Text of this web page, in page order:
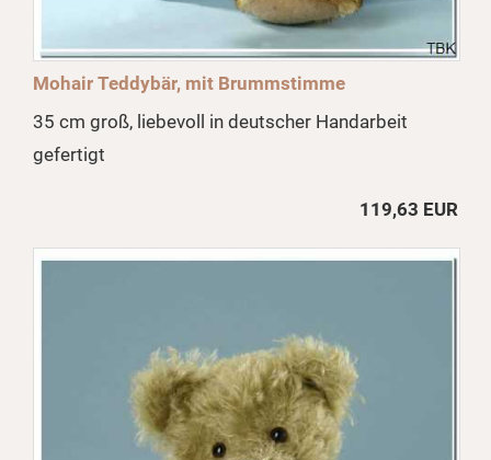
Mohair Teddybär, mit Brummstimme
35 cm groß, liebevoll in deutscher Handarbeit
gefertigt
119,63 EUR